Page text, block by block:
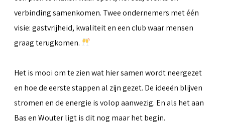
verbinding samenkomen. Twee ondernemers met één
visie: gastvrijheid, kwaliteit en een club waar mensen
graag terugkomen.
Het is mooi om te zien wat hier samen wordt neergezet
en hoe de eerste stappen al zijn gezet. De ideeën blijven
stromen en de energie is volop aanwezig. En als het aan
Bas en Wouter ligt is dit nog maar het begin.